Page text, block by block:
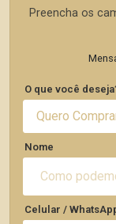
Preencha os
O que você
Quero
Nome
Celular /